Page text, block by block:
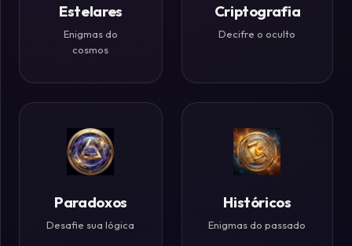
Estelares
Enigmas do
cosmos
Criptografia
Decifre o oculto
Paradoxos
Desafie sua lógica
Históricos
Enigmas do passado